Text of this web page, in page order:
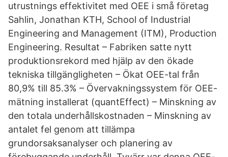
utrustnings effektivitet med OEE i små företag
Sahlin, Jonathan KTH, School of Industrial
Engineering and Management (ITM), Production
Engineering. Resultat – Fabriken satte nytt
produktionsrekord med hjälp av den ökade
tekniska tillgängligheten – Ökat OEE-tal från
80,9% till 85.3% – Övervakningssystem för OEE-
mätning installerat (quantEffect) – Minskning av
den totala underhållskostnaden – Minskning av
antalet fel genom att tillämpa
grundorsaksanalyser och planering av